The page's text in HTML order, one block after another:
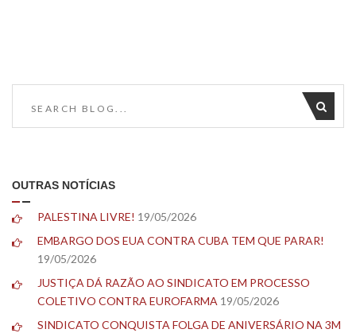
OUTRAS NOTÍCIAS
PALESTINA LIVRE! 19/05/2026
EMBARGO DOS EUA CONTRA CUBA TEM QUE PARAR!
19/05/2026
JUSTIÇA DÁ RAZÃO AO SINDICATO EM PROCESSO
COLETIVO CONTRA EUROFARMA 19/05/2026
SINDICATO CONQUISTA FOLGA DE ANIVERSÁRIO NA 3M